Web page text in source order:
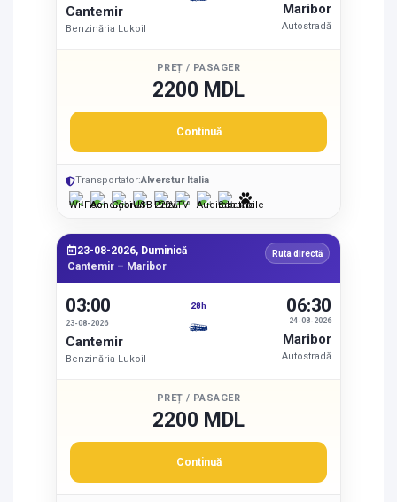
Cantemir
Benzinăria Lukoil
Maribor
Autostradă
PREȚ / PASAGER
2200 MDL
Continuă
Transportator:Alverstur Italia
23-08-2026, Duminică
Cantemir – Maribor
Ruta directă
03:00
23-08-2026
Cantemir
Benzinăria Lukoil
28h
24-08-2026
06:30
Maribor
Autostradă
PREȚ / PASAGER
2200 MDL
Continuă